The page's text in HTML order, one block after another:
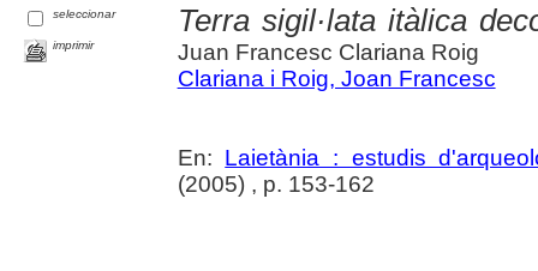
seleccionar
imprimir
Terra sigil·lata itàlica
Juan Francesc Clariana Roig
Clariana i Roig, Joan Francesc
En: Laietània : estudis
(2005) , p. 153-162